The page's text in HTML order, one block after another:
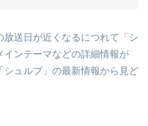
送日が近くなるにつれて「シ
インテーマなどの詳細情報が
シュルプ」の最新情報から見ど